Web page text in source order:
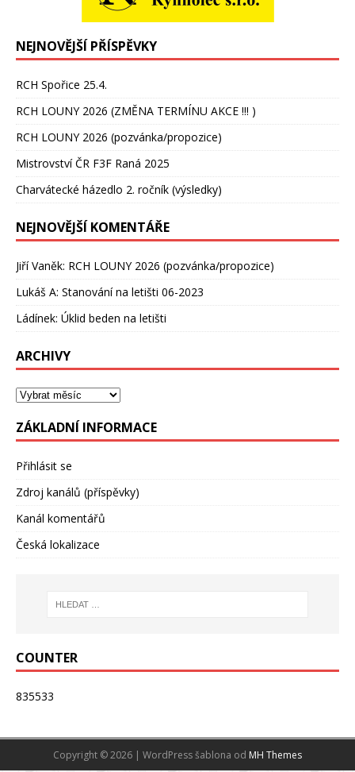
NEJNOVĚJŠÍ PŘÍSPĚVKY
RCH Spořice 25.4.
RCH LOUNY 2026 (ZMĚNA TERMÍNU AKCE !!! )
RCH LOUNY 2026 (pozvánka/propozice)
Mistrovství ČR F3F Raná 2025
Charvátecké házedlo 2. ročník (výsledky)
NEJNOVĚJŠÍ KOMENTÁŘE
Jiří Vaněk: RCH LOUNY 2026 (pozvánka/propozice)
Lukáš A: Stanování na letišti 06-2023
Ládínek: Úklid beden na letišti
ARCHIVY
ZÁKLADNÍ INFORMACE
Přihlásit se
Zdroj kanálů (příspěvky)
Kanál komentářů
Česká lokalizace
COUNTER
835533
Copyright © 2026 | WordPress šablona od MH Themes